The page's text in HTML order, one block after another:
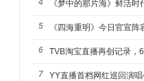
4 《梦中的那片海》鲜活
5 《四海重明》今日官宣
路玄幻爱
6 TVB淘宝直播再创记录，
7 YY直播首档网红巡回演